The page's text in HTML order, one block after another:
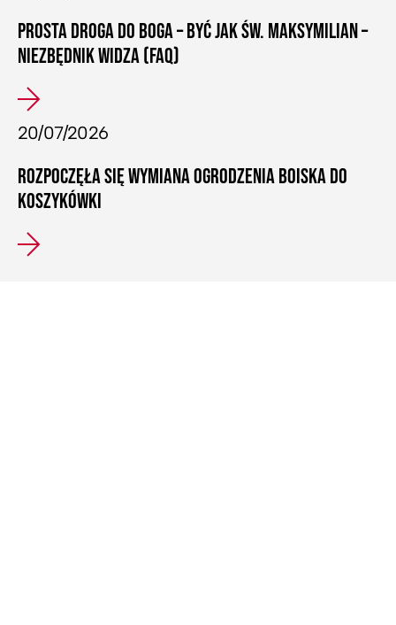
PROSTA DROGA DO BOGA – BYĆ JAK ŚW. MAKSYMILIAN –
NIEZBĘDNIK WIDZA (FAQ)
20/07/2026
ROZPOCZĘŁA SIĘ WYMIANA OGRODZENIA BOISKA DO
KOSZYKÓWKI